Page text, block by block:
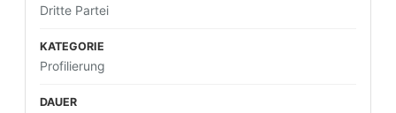
Dritte Partei
Profilierung